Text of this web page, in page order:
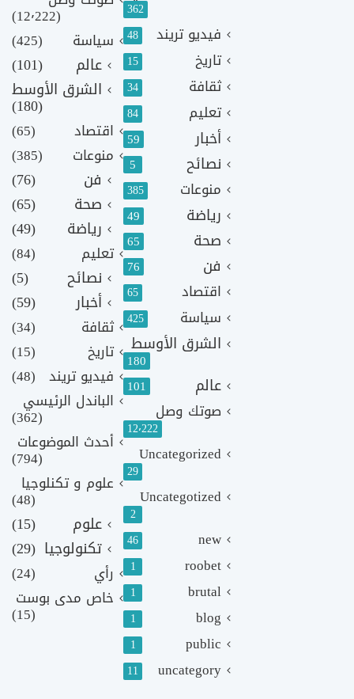
362
فيديو تريند 48
تاريخ 15
ثقافة 34
تعليم 84
أخبار 59
نصائح 5
منوعات 385
رياضة 49
صحة 65
فن 76
اقتصاد 65
سياسة 425
الشرق الأوسط
180
عالم 101
صوتك وصل
12٬222
Uncategorized
29
Uncategotized
2
new
46
roobet
1
brutal
1
blog
1
public
1
uncategory
11
(12٬222)
سياسة
(425)
عالم
(101)
الشرق الأوسط
(180)
اقتصاد
(65)
منوعات
(385)
فن
(76)
صحة
(65)
رياضة
(49)
تعليم (84)
نصائح
(5)
أخبار
(59)
ثقافة
(34)
تاريخ
(15)
فيديو تريند (48)
الباندل الرئيسي
(362)
أحدث الموضوعات
(794)
علوم و تكنلوجيا
(48)
علوم
(15)
تكنولوجيا (29)
رأي
(24)
خاص مدى بوست
(15)